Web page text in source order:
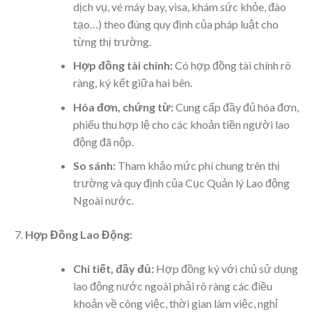
dịch vụ, vé máy bay, visa, khám sức khỏe, đào
tạo…) theo đúng quy định của pháp luật cho
từng thị trường.
Hợp đồng tài chính:Có hợp đồng tài chính rõ
ràng, ký kết giữa hai bên.
Hóa đơn, chứng từ:Cung cấp đầy đủ hóa đơn,
phiếu thu hợp lệ cho các khoản tiền người lao
động đã nộp.
So sánh:Tham khảo mức phí chung trên thị
trường và quy định của Cục Quản lý Lao động
Ngoài nước.
Hợp Đồng Lao Động:
Chi tiết, đầy đủ:Hợp đồng ký với chủ sử dụng
lao động nước ngoài phải rõ ràng các điều
khoản về công việc, thời gian làm việc, nghỉ